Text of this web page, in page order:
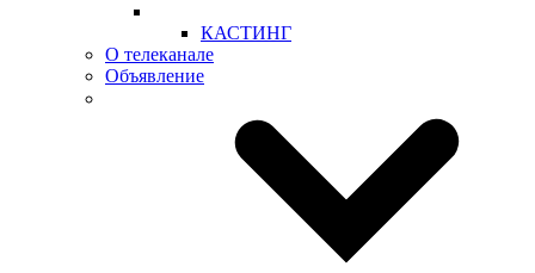
КАСТИНГ
О телеканале
Объявление